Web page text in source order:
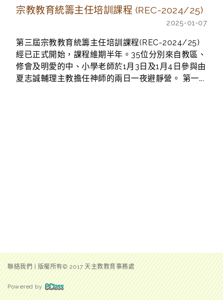
宗教教育統籌主任培訓課程 (REC-2024/25)
2025-01-07
第三屆宗教教育統籌主任培訓課程(REC-2024/25)
經已正式開始，課程維期半年。35位分別來自教區、
修會及明愛的中、小學老師於1月3日及1月4日參與由
夏志誠輔理主教擔任神師的兩日一夜避靜營。 第一...
聯絡我們 版權所有© 2017 天主教教育事務處
Powered by